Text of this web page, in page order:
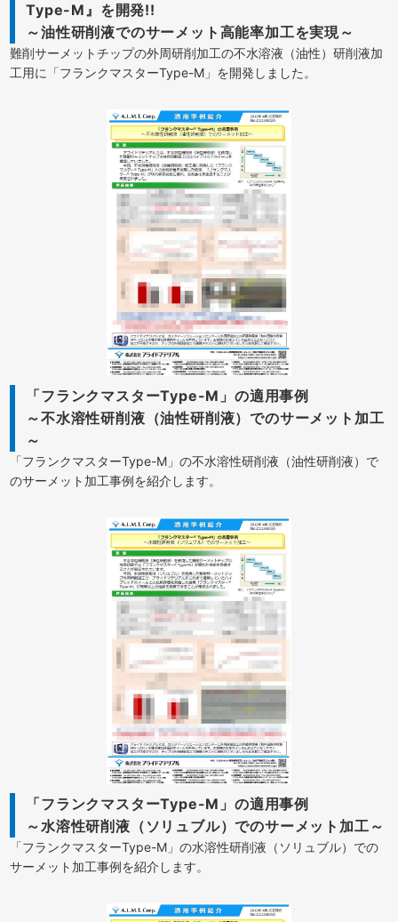
Type-M』を開発!!
～油性研削液でのサーメット高能率加工を実現～
難削サーメットチップの外周研削加工の不水溶液（油性）研削液加
工用に「フランクマスターType-M」を開発しました。
「フランクマスターType-M」の適用事例
～不水溶性研削液（油性研削液）でのサーメット加工
～
「フランクマスターType-M」の不水溶性研削液（油性研削液）で
のサーメット加工事例を紹介します。
「フランクマスターType-M」の適用事例
～水溶性研削液（ソリュブル）でのサーメット加工～
「フランクマスターType-M」の水溶性研削液（ソリュブル）での
サーメット加工事例を紹介します。